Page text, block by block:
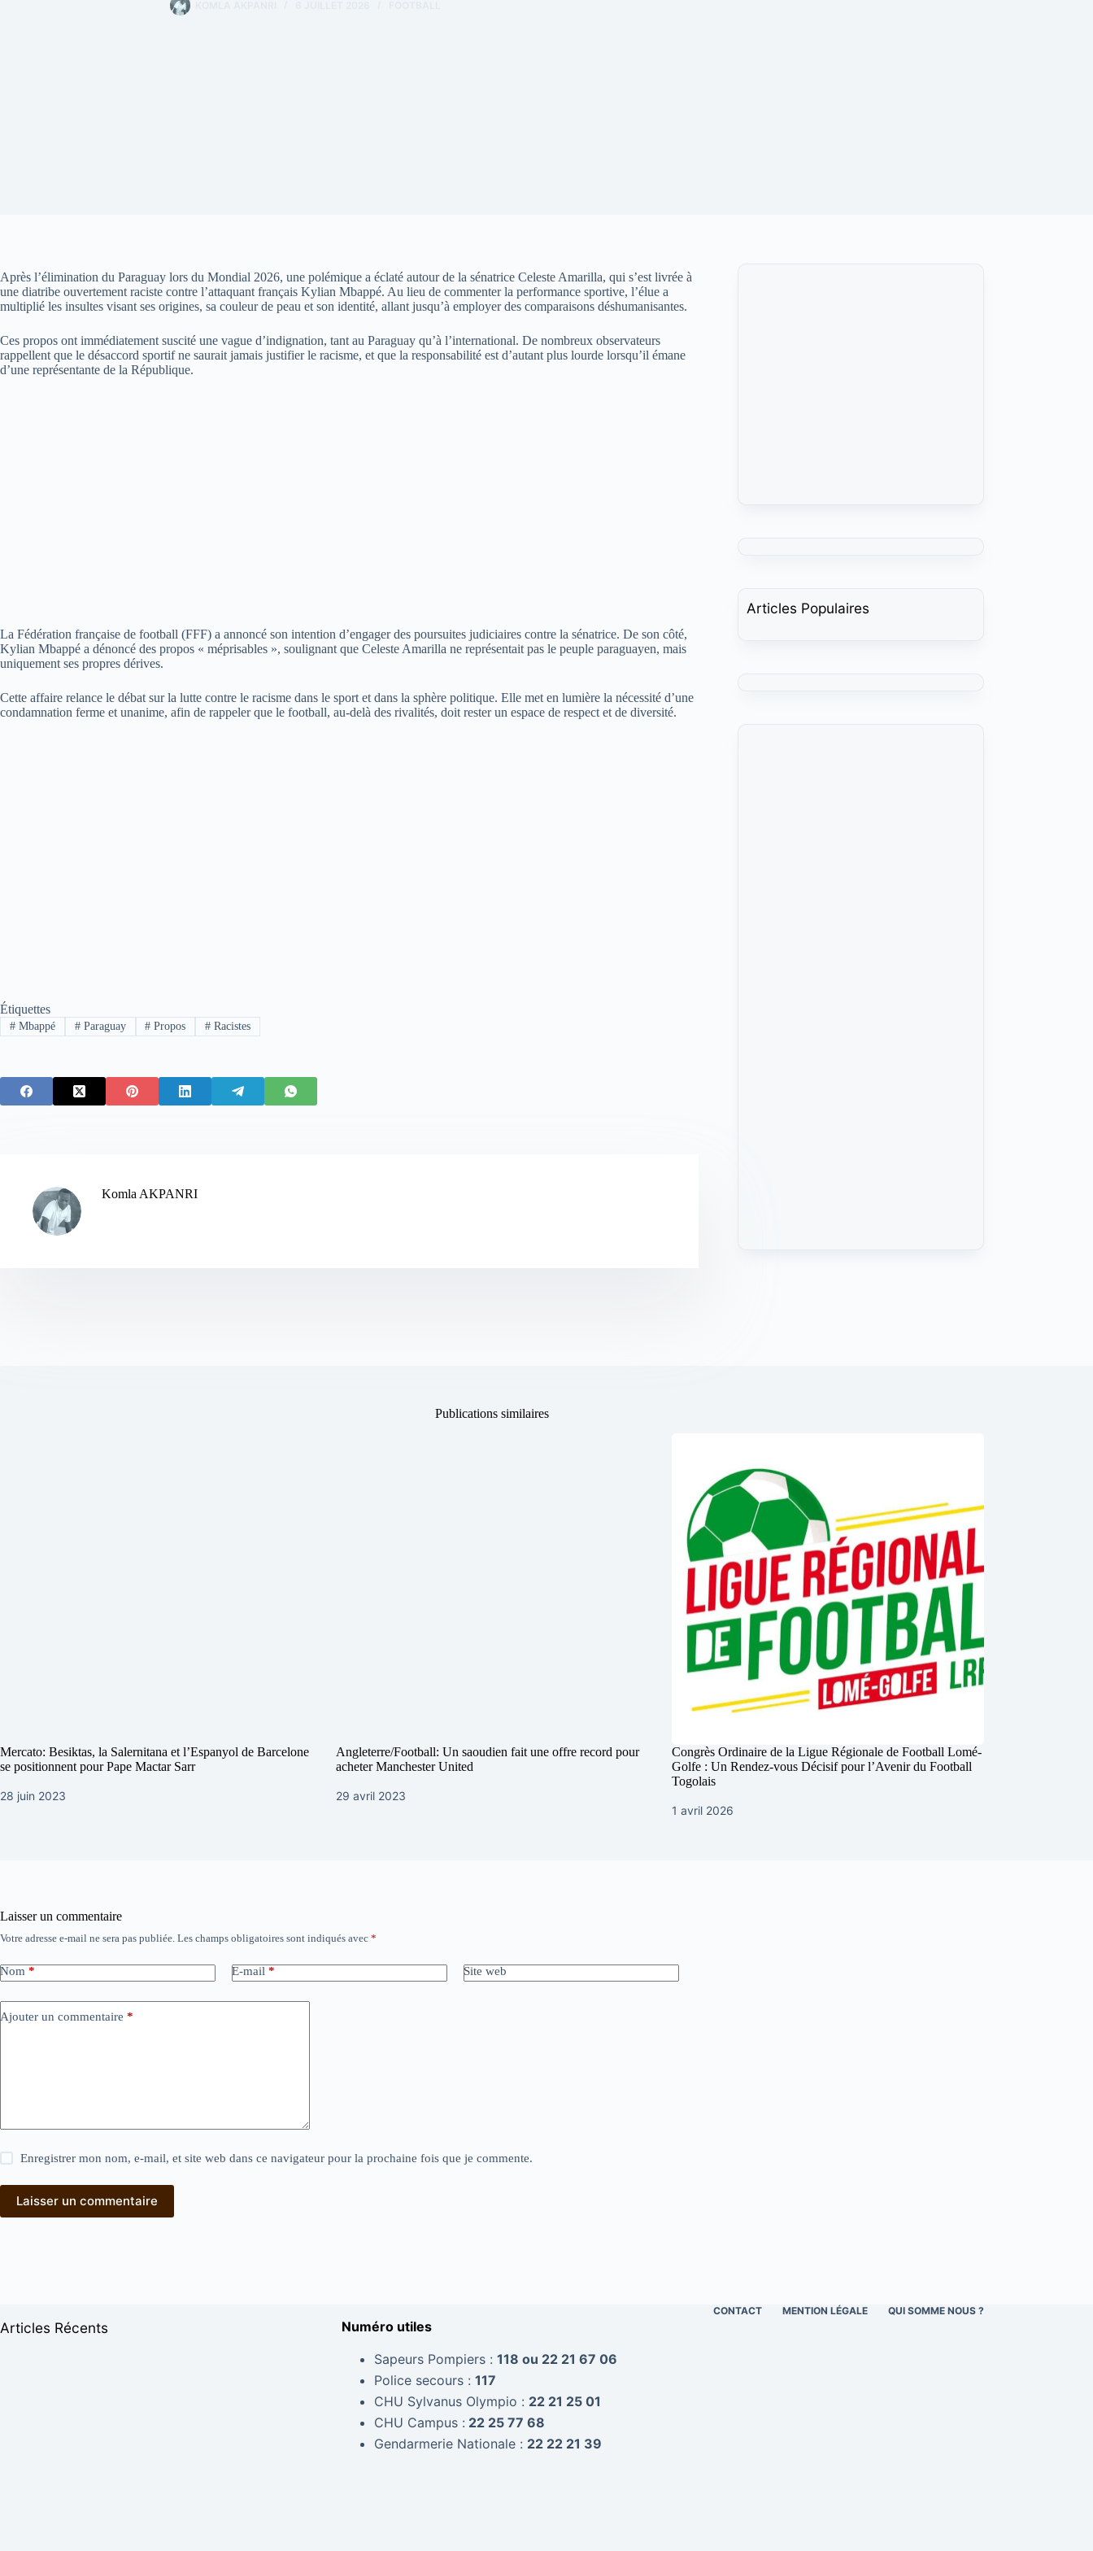
Après l’élimination du Paraguay lors du Mondial 2026, une polémique a éclaté autour de la sénatrice Celeste Amarilla, qui s’est livrée à
une diatribe ouvertement raciste contre l’attaquant français Kylian Mbappé. Au lieu de commenter la performance sportive, l’élue a
multiplié les insultes visant ses origines, sa couleur de peau et son identité, allant jusqu’à employer des comparaisons déshumanisantes.
Ces propos ont immédiatement suscité une vague d’indignation, tant au Paraguay qu’à l’international. De nombreux observateurs
rappellent que le désaccord sportif ne saurait jamais justifier le racisme, et que la responsabilité est d’autant plus lourde lorsqu’il émane
d’une représentante de la République.
La Fédération française de football (FFF) a annoncé son intention d’engager des poursuites judiciaires contre la sénatrice. De son côté,
Kylian Mbappé a dénoncé des propos « méprisables », soulignant que Celeste Amarilla ne représentait pas le peuple paraguayen, mais
uniquement ses propres dérives.
Cette affaire relance le débat sur la lutte contre le racisme dans le sport et dans la sphère politique. Elle met en lumière la nécessité d’une
condamnation ferme et unanime, afin de rappeler que le football, au-delà des rivalités, doit rester un espace de respect et de diversité.
Étiquettes
#Mbappé #Paraguay # Propos # Racistes
Komla AKPANRI
Articles Populaires
Publications similaires
Mercato: Besiktas, la Salernitana et l’Espanyol de Barcelone
se positionnent pour Pape Mactar Sarr
28 juin 2023
Angleterre/Football: Un saoudien fait une offre record pour
acheter Manchester United
29 avril 2023
Congrès Ordinaire de la Ligue Régionale de Football Lomé-
Golfe : Un Rendez-vous Décisif pour l’Avenir du Football
Togolais
1 avril 2026
Laisser un commentaire
Votre adresse e-mail ne sera pas publiée. Les champs obligatoires sont indiqués avec *
Nom * E-mail * Site web
Ajouter un commentaire *
Enregistrer mon nom, e-mail, et site web dans ce navigateur pour la prochaine fois que je commente.
Laisser un commentaire
CONTACT MENTION LÉGALE QUI SOMME NOUS ?
Articles Récents
Numéro utiles
Sapeurs Pompiers : 118 ou 22 21 67 06
Police secours : 117
CHU Sylvanus Olympio : 22 21 25 01
CHU Campus : 22 25 77 68
Gendarmerie Nationale : 22 22 21 39